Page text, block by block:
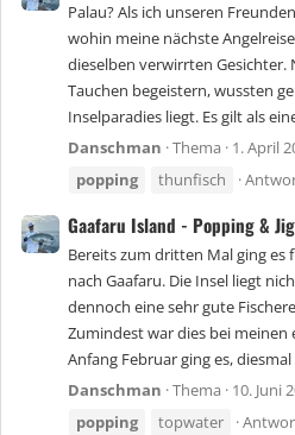
Palau? Als ich unseren
wohin meine nächste
dieselben verwirrten Gesichter.
Tauchen begeistern, wussten
Inselparadies liegt. Es gilt als
Danschman Thema 1. April
popping
thunfisch
Gaafaru Island - Popping &
Bereits zum dritten Mal ging es
nach Gaafaru. Die Insel liegt
dennoch eine sehr gute
Zumindest war dies bei meinen
Anfang Februar ging es,
Danschman Thema 10. Juni
popping
topwater